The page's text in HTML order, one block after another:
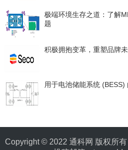
极端环境生存之道：了解
题
积极拥抱变革，重塑品牌
用于电池储能系统
Copyright © 2022 通科网 版权所有